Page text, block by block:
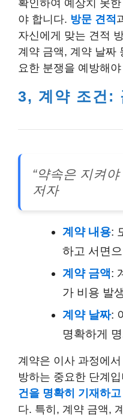
확인하여 예상치 못
야 합니다. 방문 견적
자신에게 맞는 견적
계약 금액, 계약 날짜
요한 분쟁을 예방해
3, 계약 조건:
“약속은 지켜
저자
계약 내용:
하고 서면
계약 금액:
가 비용 발
계약 날짜:
명확하게 명
계약은 이사 과정에
방하는 중요한 단계
건을 명확히 기재하
다. 특히, 계약 금액,